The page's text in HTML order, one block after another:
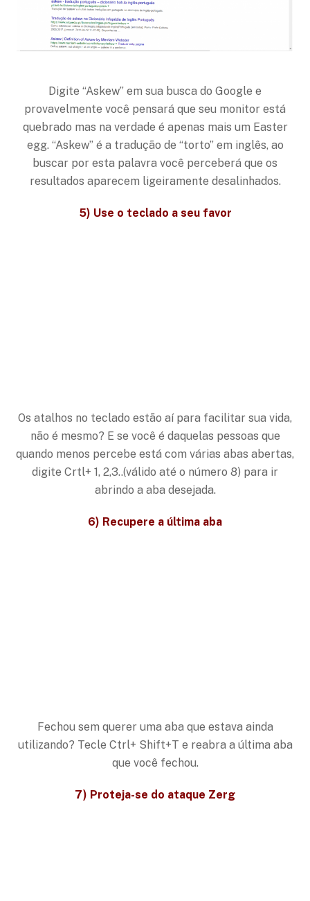
Digite “Askew” em sua busca do Google e
provavelmente você pensará que seu monitor está
quebrado mas na verdade é apenas mais um Easter
egg. “Askew” é a tradução de “torto” em inglês, ao
buscar por esta palavra você perceberá que os
resultados aparecem ligeiramente desalinhados.
5) Use o teclado a seu favor
Os atalhos no teclado estão aí para facilitar sua vida,
não é mesmo? E se você é daquelas pessoas que
quando menos percebe está com várias abas abertas,
digite Crtl+ 1, 2,3..(válido até o número 8) para ir
abrindo a aba desejada.
6) Recupere a última aba
Fechou sem querer uma aba que estava ainda
utilizando? Tecle Ctrl+ Shift+T e reabra a última aba
que você fechou.
7) Proteja-se do ataque Zerg